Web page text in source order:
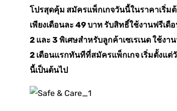
โปรสุดคุ้ม สมัครแพ็กเกจวันนี้ในราคาเริ่ม
เพียงเดือนละ 49 บาท รับสิทธิ์ใช้งานฟรีเดื
2 และ 3 พิเศษสำหรับลูกค้าเซเรเนด ใช้งา
2 เดือนแรกทันทีที่สมัครแพ็กเกจ เริ่มตั้งแต่
นี้เป็นต้นไป